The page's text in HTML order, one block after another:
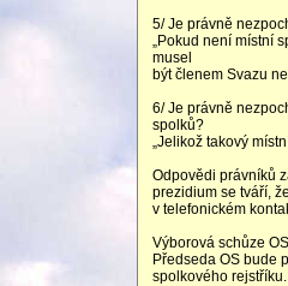
5/ Je právně
„Pokud není místní
musel
být členem Svazu
6/ Je právně
spolků?
„Jelikož takový
Odpovědi právníků
prezidium se tváří,
v telefonickém
Výborová schůze
Předseda OS bude
spolkového rejstříku.